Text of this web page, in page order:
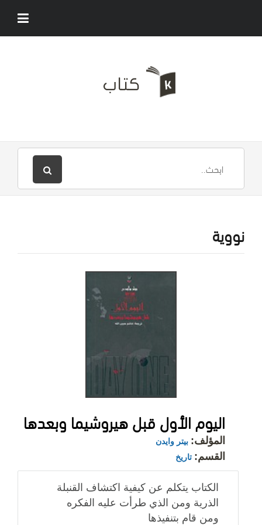
نووية
اليوم الأول قبل هيروشيما وبعدها
المؤلف: بيتر وايدن
القسم: تاريخ
الكتاب يتكلم عن كيفية اكتشاف القنبلة
الذرية ومن الذي طرأت عليه الفكره
ومن قام بتنفيذها